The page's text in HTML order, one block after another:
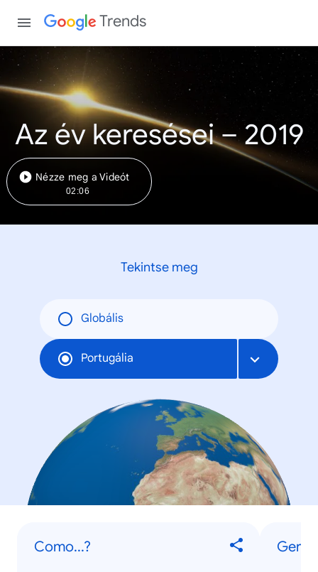
Trends
Az év keresései – 2019
Nézze meg a Videót
02:06
Tekintse meg
Globális
Portugália
Como...?
Geral